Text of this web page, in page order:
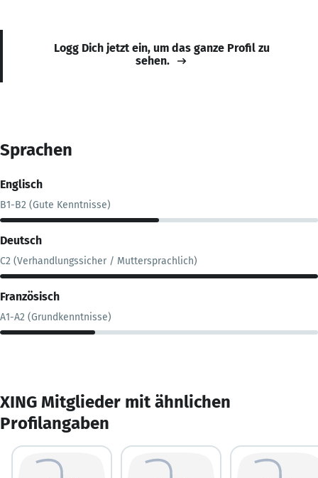
Logg Dich jetzt ein, um das ganze Profil zu
sehen.
Sprachen
Englisch
B1-B2 (Gute Kenntnisse)
Deutsch
C2 (Verhandlungssicher / Muttersprachlich)
Französisch
A1-A2 (Grundkenntnisse)
XING Mitglieder mit ähnlichen
Profilangaben